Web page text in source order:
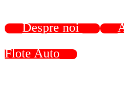
Despre noi
Flote Auto